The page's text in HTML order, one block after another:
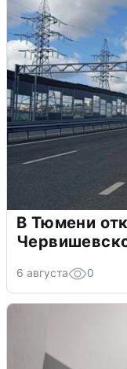
В Тюмени
6 августа 0